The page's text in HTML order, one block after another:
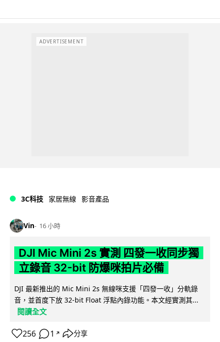
ADVERTISEMENT
3C科技 家居無線 影音產品
Vin 16 小時
DJI Mic Mini 2s 實測 四發一收同步獨
立錄音 32-bit 防爆咪拍片必備
DJI 最新推出的 Mic Mini 2s 無線咪支援「四發一收」分軌錄
音，並首度下放 32-bit Float 浮點內錄功能。本文經實測其...
閱讀全文
256 1 ↗ 分享